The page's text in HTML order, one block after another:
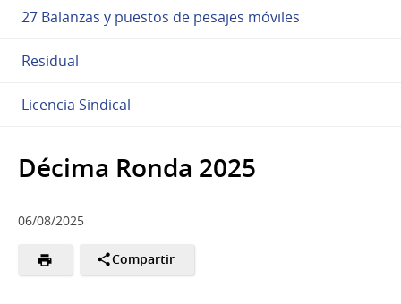
27 Balanzas y puestos de pesajes móviles
Residual
Licencia Sindical
Décima Ronda 2025
06/08/2025
Compartir